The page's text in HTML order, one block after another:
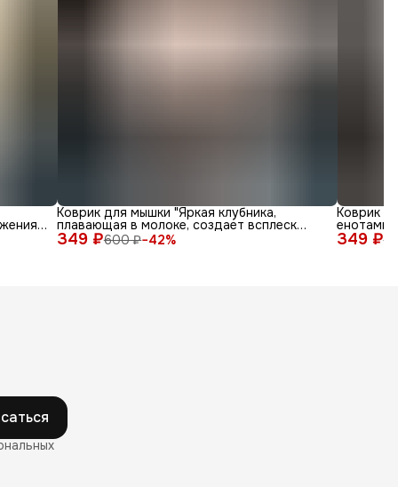
349 ₽600 ₽−42%
Коврик для мышки "Яркая клубника,
плавающая в молоке, создает всплеск
радости" 349 ₽
Коврик
енотами